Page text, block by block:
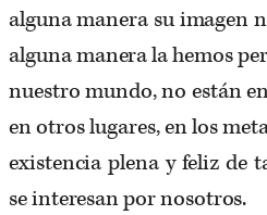
alguna manera su imagen
alguna manera la hemos
nuestro mundo, no están
en otros lugares, en los
existencia plena y feliz de
se interesan por nosotros.